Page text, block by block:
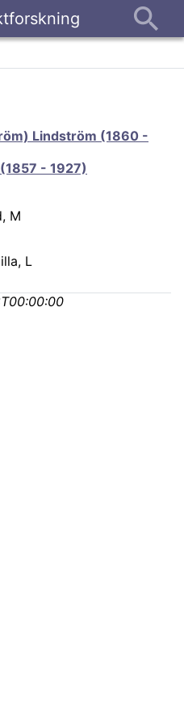
Lindström (1860 -
- 1927)
M
L